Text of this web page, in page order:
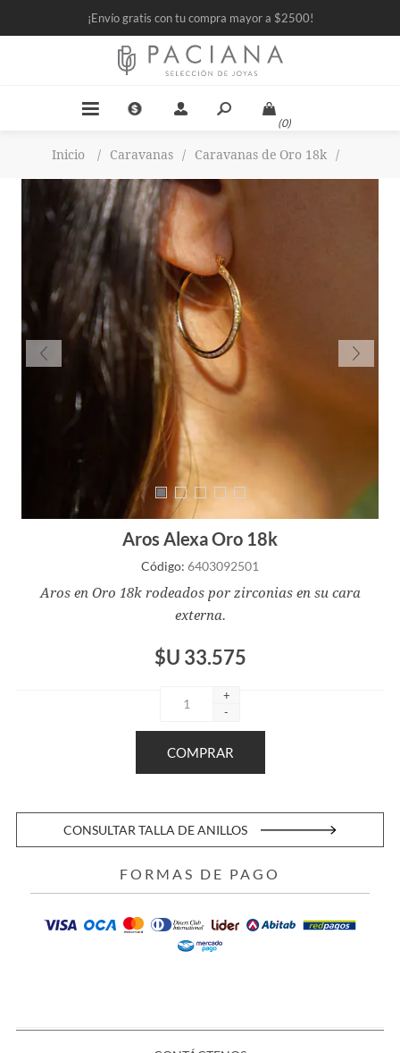
¡Envío gratis con tu compra mayor a $2500!
(0)
Inicio / Caravanas / Caravanas de Oro 18k /
Aros Alexa Oro 18k
Código: 6403092501
Aros en Oro 18k rodeados por zirconias en su cara
externa.
$U 33.575
+
-
CONSULTAR TALLA DE ANILLOS
FORMAS DE PAGO